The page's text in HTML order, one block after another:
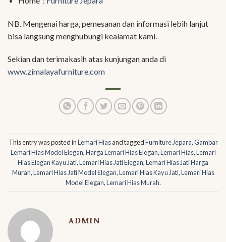
NB. Mengenai harga, pemesanan dan informasi lebih lanjut
bisa langsung menghubungi kealamat kami.
Sekian dan terimakasih atas kunjungan anda di
www.zimalayafurniture.com
This entry was posted inLemari Hiasand taggedFurniture Jepara,Gambar
Lemari Hias Model Elegan,Harga Lemari Hias Elegan,Lemari Hias,Lemari
Hias Elegan Kayu Jati,Lemari Hias Jati Elegan,Lemari Hias Jati Harga
Murah,Lemari Hias Jati Model Elegan,Lemari Hias Kayu Jati,Lemari Hias
Model Elegan,Lemari Hias Murah.
ADMIN